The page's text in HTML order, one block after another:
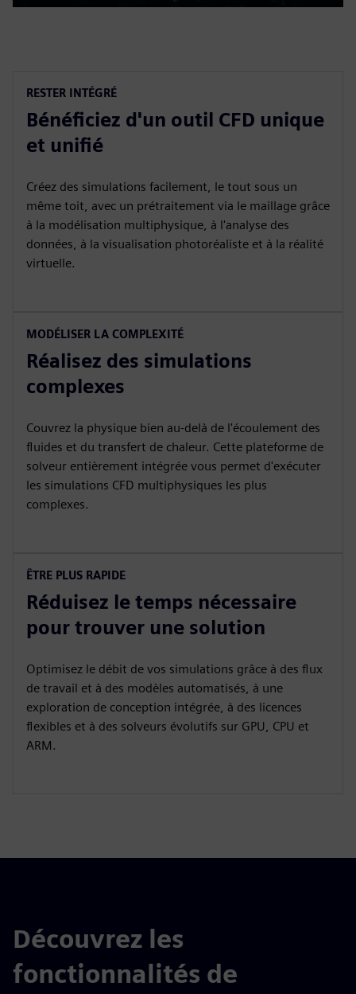
Play Mute Settings
PIP
Enter
RESTER INTÉGRÉ
Bénéficiez d'un outil CFD unique
et unifié
Créez des simulations facilement, le tout sous un
même toit, avec un prétraitement via le maillage grâce
à la modélisation multiphysique, à l'analyse des
données, à la visualisation photoréaliste et à la réalité
virtuelle.
MODÉLISER LA COMPLEXITÉ
Réalisez des simulations
complexes
Couvrez la physique bien au-delà de l'écoulement des
fluides et du transfert de chaleur. Cette plateforme de
solveur entièrement intégrée vous permet d'exécuter
les simulations CFD multiphysiques les plus
complexes.
ÊTRE PLUS RAPIDE
Réduisez le temps nécessaire
pour trouver une solution
Optimisez le débit de vos simulations grâce à des flux
de travail et à des modèles automatisés, à une
exploration de conception intégrée, à des licences
flexibles et à des solveurs évolutifs sur GPU, CPU et
ARM.
Découvrez les
fonctionnalités de